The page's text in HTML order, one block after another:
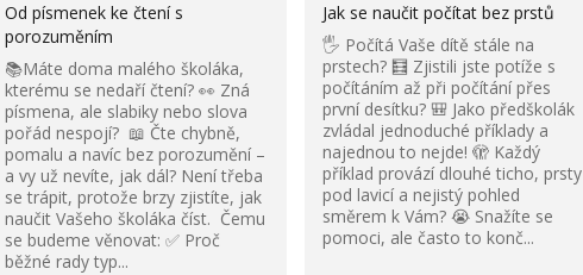
Od písmenek ke čtení s
porozuměním
📚Máte doma malého školáka,
kterému se nedaří čtení? 👀 Zná
písmena, ale slabiky nebo slova
pořád nespojí? 📖 Čte chybně,
pomalu a navíc bez porozumění –
a vy už nevíte, jak dál? Není třeba
se trápit, protože brzy zjistíte, jak
naučit Vašeho školáka číst. Čemu
se budeme věnovat: ✅ Proč
běžné rady typ...
Jak se naučit počítat bez prstů
🖐️ Počítá Vaše dítě stále na
prstech? 🧮 Zjistili jste potíže s
počítáním až při počítání přes
první desítku? 🎒 Jako předškolák
zvládal jednoduché příklady a
najednou to nejde! 🫣 Každý
příklad provází dlouhé ticho, prsty
pod lavicí a nejistý pohled
směrem k Vám? 😭 Snažíte se
pomoci, ale často to konč...